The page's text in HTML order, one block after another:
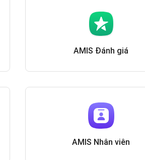
AMIS Đánh giá
AMIS Nhân viên